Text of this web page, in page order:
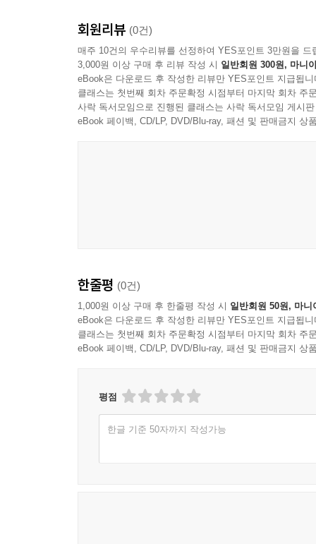
“삶을 더 달콤하게 만드는 건 언제나 이야기였다.”-
“It has always been stories that made life a little
“백희나의 작품은 경이로움으로 향하는 문이다.
감각적이고, 아찔하며, 때로는 날카롭다.”
“고도로 독창적인 기법과 예술적인 해법을 통해
이 장르를 개발하고 재탄생시켰다.”
“구슬이의 애틋한 마음, 달맞이꽃이 피어나던 그 밤
늑대 할머니의 사랑, 비밀의 알사탕 제조법까지
우리만 아는 그 마음은 영어로 어떻게 말할 수 있을
우리 아이들이 세계의 친구들에게 우리 문학의 아
-문학 평론가 김지은
회원리뷰 (0건)
매주 10건의 우수리뷰를 선정하여 YES포인트 3만원을 드
3,000원 이상 구매 후 리뷰 작성 시 일반회원 300원, 마니
eBook은 다운로드 후 작성한 리뷰만 YES포인트 지급됩니
클래스는 첫번째 회차 주문확정 시점부터 마지막 회차 주
사락 독서모임으로 진행된 클래스는 사락 독서모임 게시
eBook 페이백, CD/LP, DVD/Blu-ray, 패션 및 판매금지 상
한줄평 (0건)
1,000원 이상 구매 후 한줄평 작성 시 일반회원 50원, 마니
eBook은 다운로드 후 작성한 리뷰만 YES포인트 지급됩니
클래스는 첫번째 회차 주문확정 시점부터 마지막 회차 주
eBook 페이백, CD/LP, DVD/Blu-ray, 패션 및 판매금지 상
평점
한글 기준 50자까지 작성가능